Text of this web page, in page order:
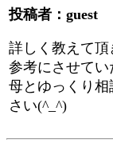
投稿者：guest
詳しく教えて頂
参考にさせて
母とゆっくり
さい(^_^)